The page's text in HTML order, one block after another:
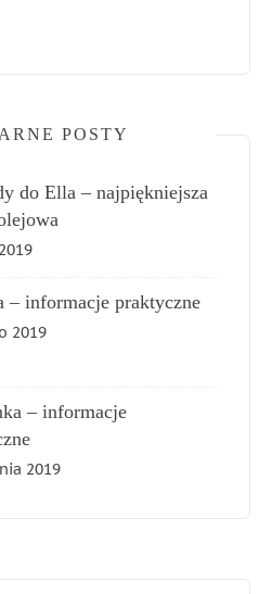
POSTY
do Ella – najpiękniejsza
– informacje praktyczne
2019
– informacje
2019